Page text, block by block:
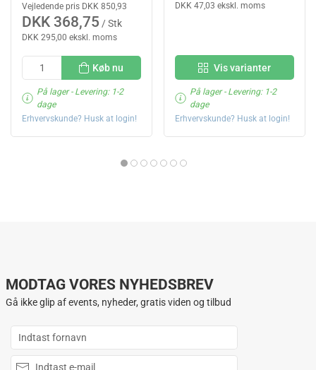
Vejledende pris DKK 850,93
DKK 368,75 / Stk
DKK 295,00 ekskl. moms
Køb nu
På lager- Levering: 1-2
dage
Erhvervskunde? Husk at login!
DKK 47,03 ekskl. moms
Vis varianter
På lager- Levering: 1-2
dage
Erhvervskunde? Husk at login!
MODTAG VORES NYHEDSBREV
Gå ikke glip af events, nyheder, gratis viden og tilbud